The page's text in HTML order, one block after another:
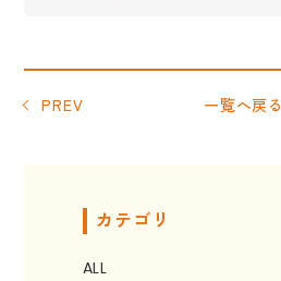
PREV 一覧へ戻る
カテゴリ
ALL